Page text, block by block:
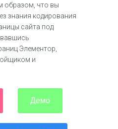
образом, что вы
знания кодирования
сайта под
Элементор,
и
Демо